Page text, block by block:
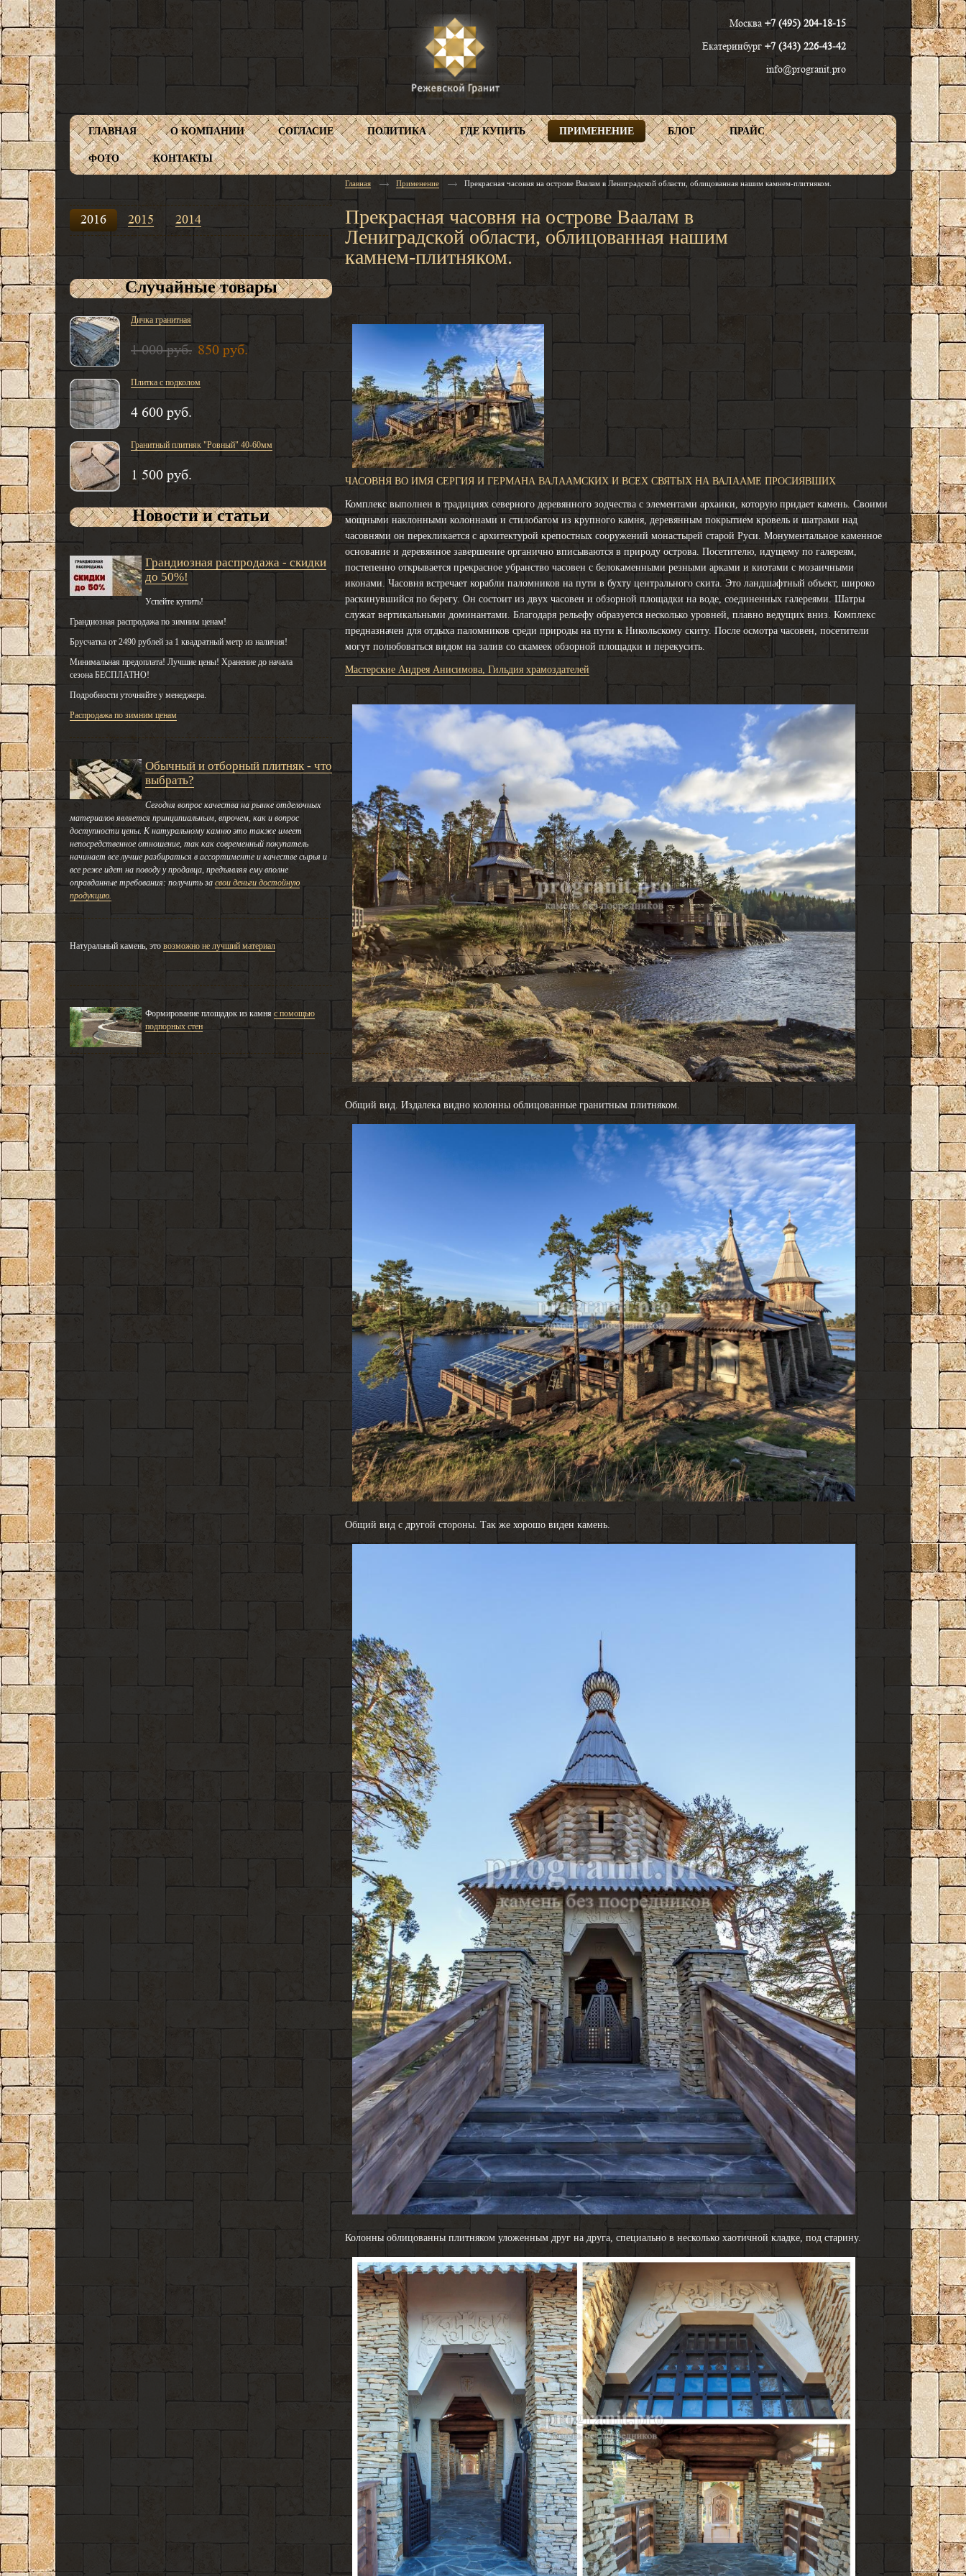
Найти
Москва +7 (495) 204-18-15
Екатеринбург +7 (343) 226-43-42
info@progranit.pro
ГЛАВНАЯ О КОМПАНИИ СОГЛАСИЕ ПОЛИТИКА ГДЕ КУПИТЬ ПРИМЕНЕНИЕ БЛОГ ПРАЙС
ФОТО КОНТАКТЫ
2016 2015 2014
Случайные товары
Дичка гранитная
1 000 руб. 850 руб.
Плитка с подколом
4 600 руб.
Гранитный плитняк "Ровный" 40-60мм
1 500 руб.
Новости и статьи
Грандиозная распродажа - скидки
до 50%!
Успейте купить!
Грандиозная распродажа по зимним ценам!
Брусчатка от 2490 рублей за 1 квадратный метр из наличия!
Минимальная предоплата! Лучшие цены! Хранение до начала
сезона БЕСПЛАТНО!
Подробности уточняйте у менеджера.
Распродажа по зимним ценам
Обычный и отборный плитняк - что
выбрать?
Сегодня вопрос качества на рынке отделочных
материалов является принципиальным, впрочем, как и вопрос
доступности цены. К натуральному камню это также имеет
непосредственное отношение, так как современный покупатель
начинает все лучше разбираться в ассортименте и качестве сырья и
все реже идет на поводу у продавца, предъявляя ему вполне
оправданные требования: получить за свои деньги достойную
продукцию.
Натуральный камень, это возможно не лучший материал
Формирование площадок из камня с помощью
подпорных стен
Главная Применение Прекрасная часовня на острове Ваалам в Лениградской области, облицованная нашим камнем-плитняком.
Прекрасная часовня на острове Ваалам в
Лениградской области, облицованная нашим
камнем-плитняком.
ЧАСОВНЯ ВО ИМЯ СЕРГИЯ И ГЕРМАНА ВАЛААМСКИХ И ВСЕХ СВЯТЫХ НА ВАЛААМЕ ПРОСИЯВШИХ
Комплекс выполнен в традициях северного деревянного зодчества с элементами архаики, которую придает камень. Своими
мощными наклонными колоннами и стилобатом из крупного камня, деревянным покрытием кровель и шатрами над
часовнями он перекликается с архитектурой крепостных сооружений монастырей старой Руси. Монументальное каменное
основание и деревянное завершение органично вписываются в природу острова. Посетителю, идущему по галереям,
постепенно открывается прекрасное убранство часовен с белокаменными резными арками и киотами с мозаичными
иконами. Часовня встречает корабли паломников на пути в бухту центрального скита. Это ландшафтный объект, широко
раскинувшийся по берегу. Он состоит из двух часовен и обзорной площадки на воде, соединенных галереями. Шатры
служат вертикальными доминантами. Благодаря рельефу образуется несколько уровней, плавно ведущих вниз. Комплекс
предназначен для отдыха паломников среди природы на пути к Никольскому скиту. После осмотра часовен, посетители
могут полюбоваться видом на залив со скамеек обзорной площадки и перекусить.
Мастерские Андрея Анисимова, Гильдия храмоздателей
Общий вид. Издалека видно колонны облицованные гранитным плитняком.
Общий вид с другой стороны. Так же хорошо виден камень.
Колонны облицованны плитняком уложенным друг на друга, специально в несколько хаотичной кладке, под старину.